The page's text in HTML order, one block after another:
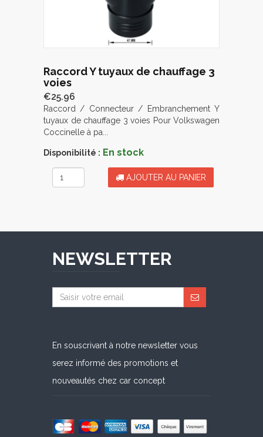
Raccord Y tuyaux de chauffage 3
voies
€25.96
Raccord / Connecteur / Embranchement Y
tuyaux de chauffage 3 voies Pour Volkswagen
Coccinelle à pa...
Disponibilité : En stock
AJOUTER AU PANIER
NEWSLETTER
En souscrivant à notre newsletter vous
serez informé des promotions et
nouveautés chez car concept